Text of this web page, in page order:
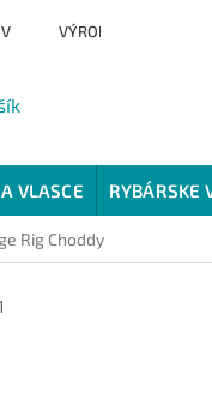
VÝROBCI
VLASCE RYBÁRSKE
Rig Choddy